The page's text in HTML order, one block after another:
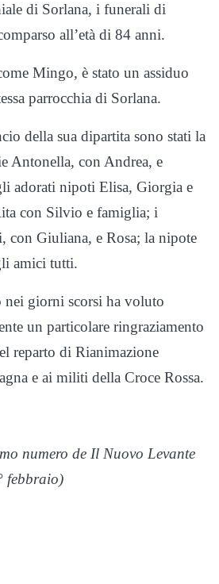
di Sorlana, i funerali di
all’età di 84 anni.
Mingo, è stato un assiduo
parrocchia di Sorlana.
della sua dipartita sono stati la
Antonella, con Andrea, e
adorati nipoti Elisa, Giorgia e
con Silvio e famiglia; i
con Giuliana, e Rosa; la nipote
amici tutti.
nei giorni scorsi ha voluto
un particolare ringraziamento
reparto di Rianimazione
e ai militi della Croce Rossa.
numero de Il Nuovo Levante
febbraio)